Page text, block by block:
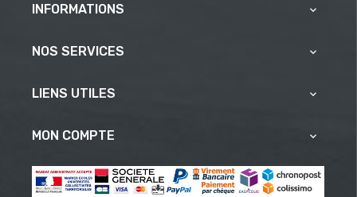
INFORMATIONS 
NOS SERVICES 
LIENS UTILES 
MON COMPTE 